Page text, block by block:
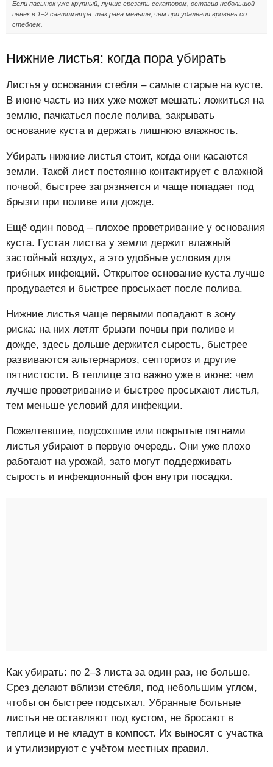
Если пасынок уже крупный, лучше срезать секатором, оставив небольшой
пенёк в 1–2 сантиметра: так рана меньше, чем при удалении вровень со
стеблем.
Нижние листья: когда пора убирать
Листья у основания стебля – самые старые на кусте.
В июне часть из них уже может мешать: ложиться на
землю, пачкаться после полива, закрывать
основание куста и держать лишнюю влажность.
Убирать нижние листья стоит, когда они касаются
земли. Такой лист постоянно контактирует с влажной
почвой, быстрее загрязняется и чаще попадает под
брызги при поливе или дожде.
Ещё один повод – плохое проветривание у основания
куста. Густая листва у земли держит влажный
застойный воздух, а это удобные условия для
грибных инфекций. Открытое основание куста лучше
продувается и быстрее просыхает после полива.
Нижние листья чаще первыми попадают в зону
риска: на них летят брызги почвы при поливе и
дожде, здесь дольше держится сырость, быстрее
развиваются альтернариоз, септориоз и другие
пятнистости. В теплице это важно уже в июне: чем
лучше проветривание и быстрее просыхают листья,
тем меньше условий для инфекции.
Пожелтевшие, подсохшие или покрытые пятнами
листья убирают в первую очередь. Они уже плохо
работают на урожай, зато могут поддерживать
сырость и инфекционный фон внутри посадки.
Как убирать: по 2–3 листа за один раз, не больше.
Срез делают вблизи стебля, под небольшим углом,
чтобы он быстрее подсыхал. Убранные больные
листья не оставляют под кустом, не бросают в
теплице и не кладут в компост. Их выносят с участка
и утилизируют с учётом местных правил.